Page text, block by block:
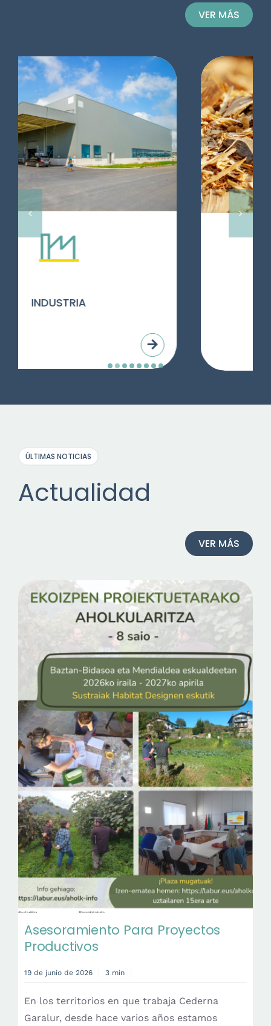
VER MÁS
ÚLTIMAS NOTICIAS
Actualidad
VER MÁS
Asesoramiento Para Proyectos
Productivos
19 de junio de 2026 3 min
En los territorios en que trabaja Cederna
Garalur, desde hace varios años estamos